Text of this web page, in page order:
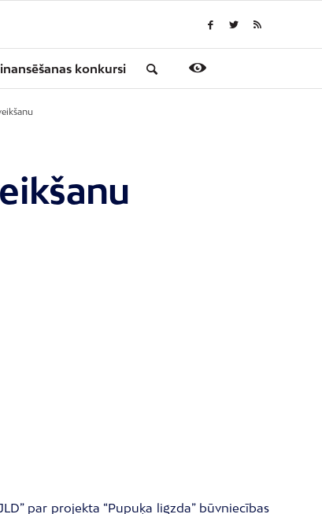
konkursi
par projekta “Pupuķa ligzda” būvniecības